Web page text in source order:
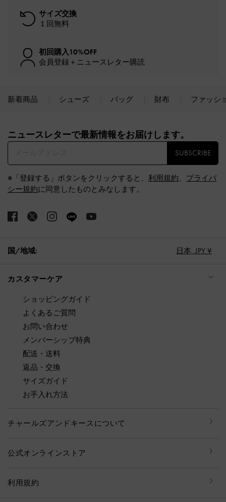
サイズ交換
１回無料
初回購入10%OFF
会員登録＋ニュースレター購読
新着商品 シューズ バッグ 財布 ファッシ
ニュースレターで最新情報をお届けします。​
SUBSCRIBE
※「登録する」ボタンをクリックすると、 利用規約、 プライバ
シー規約に同意したものとみなします。
国/地域: 日本, JPY ¥
カスタマーケア
ショッピングガイド
よくあるご質問
お問い合わせ
メンバーシップ特典
配送・送料
返品・交換
サイズガイド
お手入れ方法
チャールズアンドキースについて
公式オンラインストア
利用規約